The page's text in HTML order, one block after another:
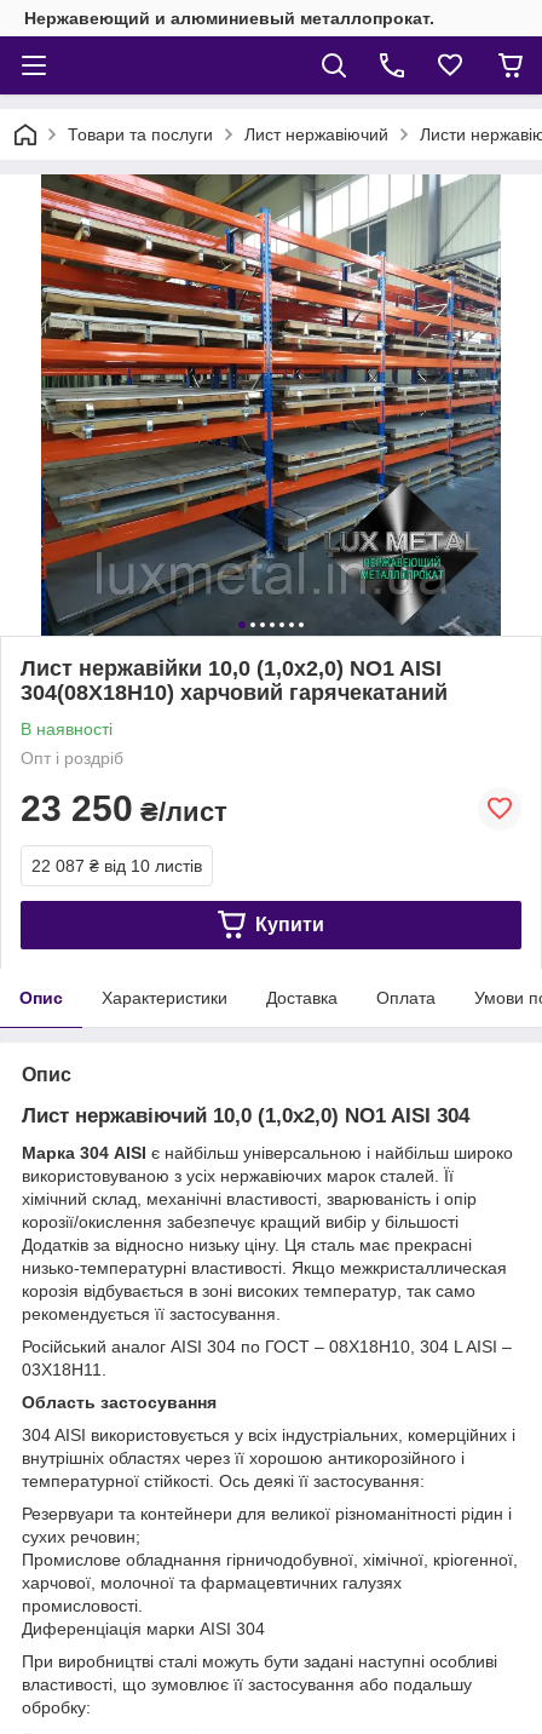
Нержавеющий и алюминиевый металлопрокат.
Товари та послуги Лист нержавіючий Листи
Лист нержавійки 10,0 (1,0х2,0) NO1 AISI
304(08Х18Н10) харчовий гарячекатаний
В наявності
Опт і роздріб
23 250 ₴/лист
22 087 ₴ від 10 листів
Купити
Опис Характеристики Доставка Оплата Умови
Опис
Лист нержавіючий 10,0 (1,0х2,0) NO1 AISI 304
Марка 304 AISI є найбільш універсальною і найбільш широко
використовуваною з усіх нержавіючих марок сталей. Її
хімічний склад, механічні властивості, зварюваність і опір
корозії/окислення забезпечує кращий вибір у більшості
Додатків за відносно низьку ціну. Ця сталь має прекрасні
низько-температурні властивості. Якщо межкристаллическая
корозія відбувається в зоні високих температур, так само
рекомендується її застосування.
Російський аналог AISI 304 по ГОСТ – 08Х18Н10, 304 L AISI –
03Х18Н11.
Область застосування
304 AISI використовується у всіх індустріальних, комерційних і
внутрішніх областях через її хорошою антикорозійного і
температурної стійкості. Ось деякі її застосування:
Резервуари та контейнери для великої різноманітності рідин і
сухих речовин;
Промислове обладнання гірничодобувної, хімічної, кріогенної,
харчової, молочної та фармацевтичних галузях
промисловості.
Диференціація марки AISI 304
При виробництві сталі можуть бути задані наступні особливі
властивості, що зумовлює її застосування або подальшу
обробку: